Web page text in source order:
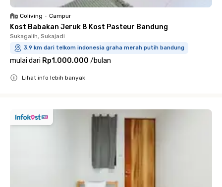
Coliving • Campur
Kost Babakan Jeruk 8 Kost Pasteur Bandung
Sukagalih, Sukajadi
3.9 km dari telkom indonesia graha merah putih bandung
mulai dari Rp1.000.000 /bulan
Lihat info lebih banyak